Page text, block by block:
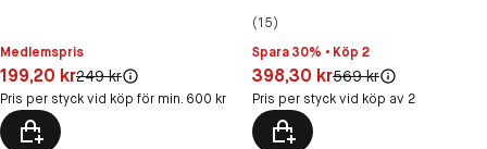
Medlemspris
Pris: 199,20 kr
199,20 krOriginal pris:
249 kr
Pris per styck vid köp för min. 600 kr
(15)
Spara 30% • Köp 2
Pris: 398,30 kr
398,30 krOriginal pris:
569 kr
Pris per styck vid köp av 2